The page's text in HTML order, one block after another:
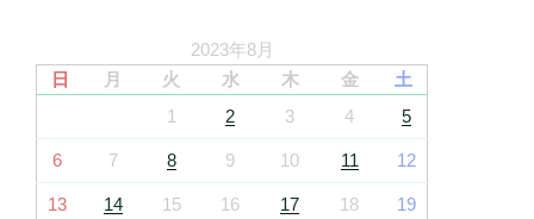
2023年8月
日
月 火 水 木 金
土
1
2 3 4 5
6 7 8 9 10 11 12
13 14 15 16 17 18 19